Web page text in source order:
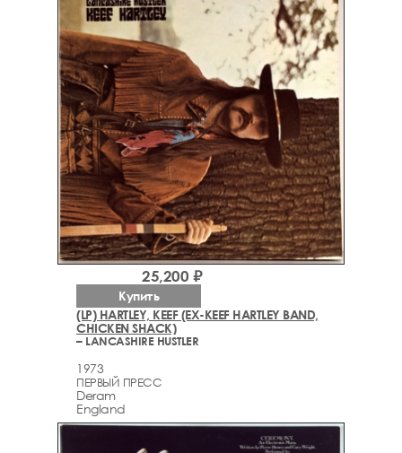
(LP) HARTLEY, KEEF (EX-KEEF HARTLEY BAND,
CHICKEN SHACK)
– LANCASHIRE HUSTLER
1973
ПЕРВЫЙ ПРЕСС
Deram
England
25,200 ₽
Купить